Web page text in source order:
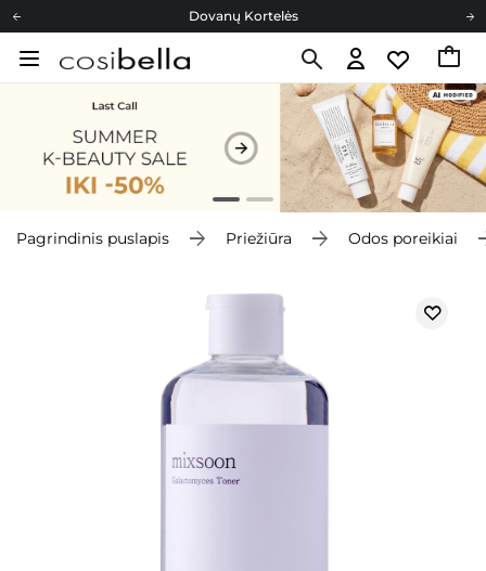
Dovanų Kortelės
Cosibella lojalumo programa
Dovanų Kortelės
Pagrindinis puslapis Priežiūra Odos poreikiai